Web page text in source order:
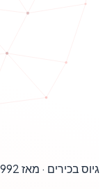
גיוס בכירים · מאז 1992